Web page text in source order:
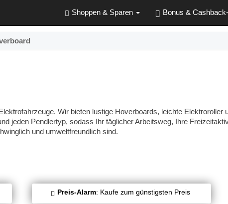
Shoppen & Sparen Bonus &
Wir bieten lustige Hoverboards, leichte Elektroroller
jeden Pendlertyp, sodass Ihr täglicher Arbeitsweg, Ihre
und umweltfreundlich sind.
Preis-Alarm: Kaufe zum günstigsten Preis